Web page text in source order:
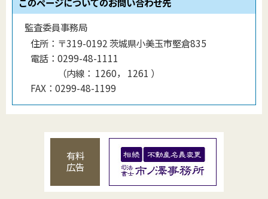
このページについてのお問い合わせ先
監査委員事務局
住所： 〒319-0192 茨城県小美玉市堅倉835
電話： 0299-48-1111
（内線 ： 1260， 1261 ）
FAX： 0299-48-1199
有料
広告